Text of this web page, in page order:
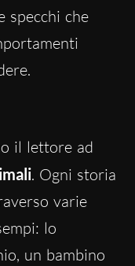
specchi che
il lettore ad
. Ogni storia
varie
lo
un bambino